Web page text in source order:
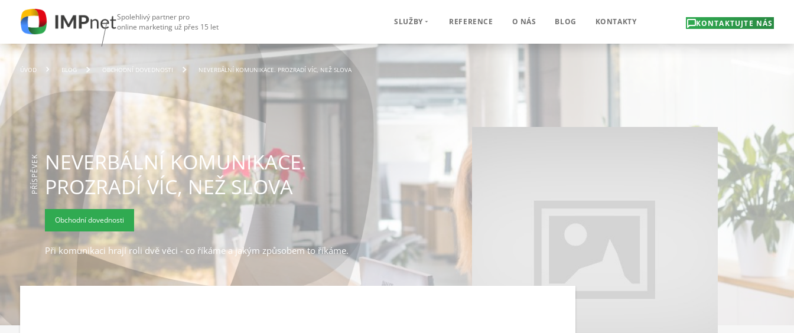
Spolehlivý partner pro
online marketing už přes 15 let
SLUŽBY REFERENCE O NÁS BLOG KONTAKTY KONTAKTUJTE NÁS
ÚVOD BLOG OBCHODNÍ DOVEDNOSTI NEVERBÁLNÍ KOMUNIKACE. PROZRADÍ VÍC, NEŽ SLOVA
PŘÍSPĚVEK NEVERBÁLNÍ KOMUNIKACE.
PROZRADÍ VÍC, NEŽ SLOVA
Obchodní dovednosti
Při komunikaci hrají roli dvě věci - co říkáme a jakým způsobem to říkáme.